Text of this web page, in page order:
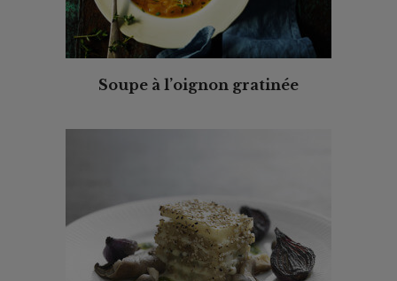
Soupe à l’oignon gratinée